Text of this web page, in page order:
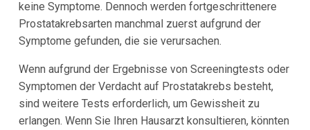
keine Symptome. Dennoch werden fortgeschrittenere
Prostatakrebsarten manchmal zuerst aufgrund der
Symptome gefunden, die sie verursachen.
Wenn aufgrund der Ergebnisse von Screeningtests oder
Symptomen der Verdacht auf Prostatakrebs besteht,
sind weitere Tests erforderlich, um Gewissheit zu
erlangen. Wenn Sie Ihren Hausarzt konsultieren, könnten